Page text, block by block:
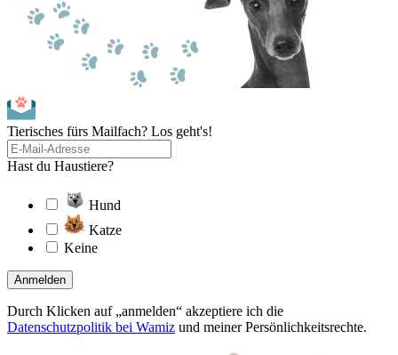
Tierisches fürs Mailfach? Los geht's!
Hast du Haustiere?
Hund
Katze
Keine
Anmelden
Durch Klicken auf „anmelden“ akzeptiere ich die
Datenschutzpolitik bei Wamiz und meiner Persönlichkeitsrechte.